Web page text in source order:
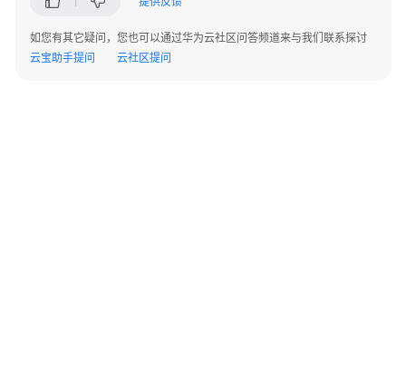
机
云
开
如您有其它疑问，您也可以通过华为云社区问答频道来与我们联系探讨
云宝助手提问
云社区提问